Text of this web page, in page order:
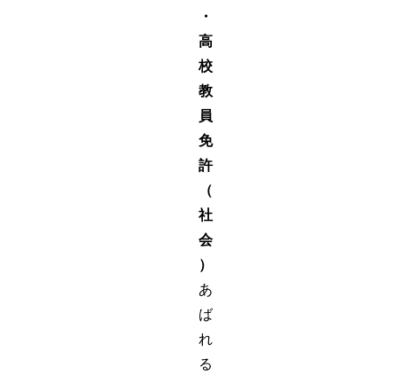
・
高
校
教
員
免
許
（
社
会
）
あ
ば
れ
る